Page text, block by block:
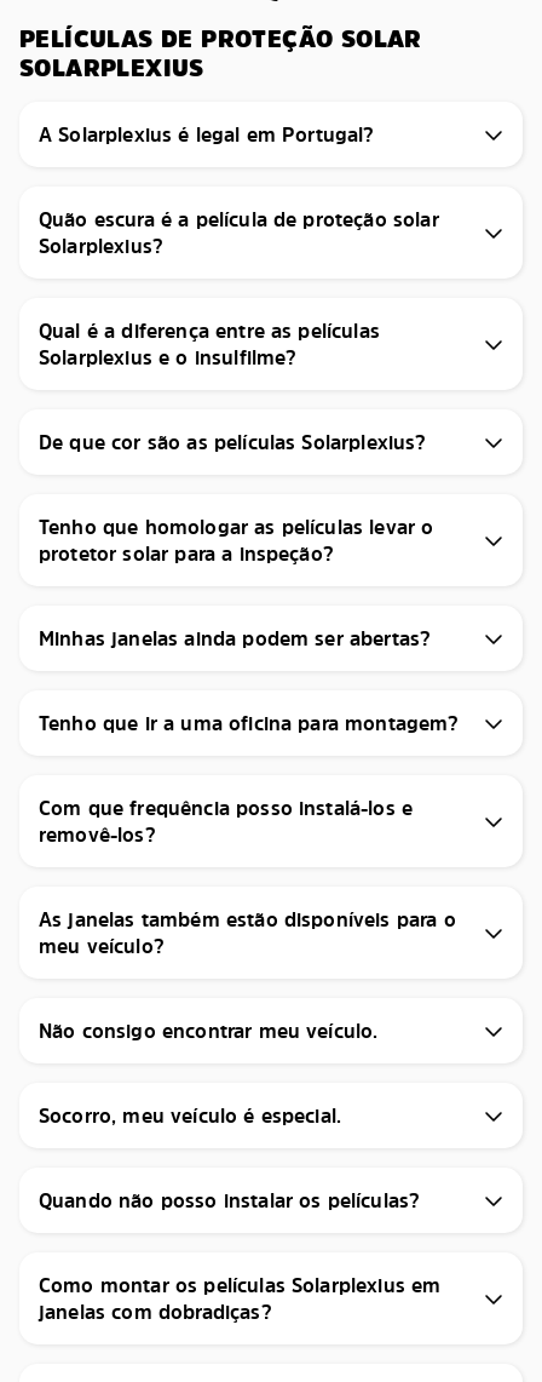
PELÍCULAS DE PROTEÇÃO SOLAR
SOLARPLEXIUS
A Solarplexius é legal em Portugal?
Quão escura é a película de proteção solar
Solarplexius?
Qual é a diferença entre as películas
Solarplexius e o insulfilme?
De que cor são as películas Solarplexius?
Tenho que homologar as películas levar o
protetor solar para a inspeção?
Minhas janelas ainda podem ser abertas?
Tenho que ir a uma oficina para montagem?
Com que frequência posso instalá-los e
removê-los?
As janelas também estão disponíveis para o
meu veículo?
Não consigo encontrar meu veículo.
Socorro, meu veículo é especial.
Quando não posso instalar os películas?
Como montar os películas Solarplexius em
janelas com dobradiças?